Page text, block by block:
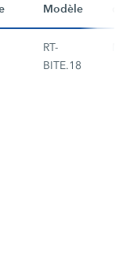
Modèle
RT-
BITE.18